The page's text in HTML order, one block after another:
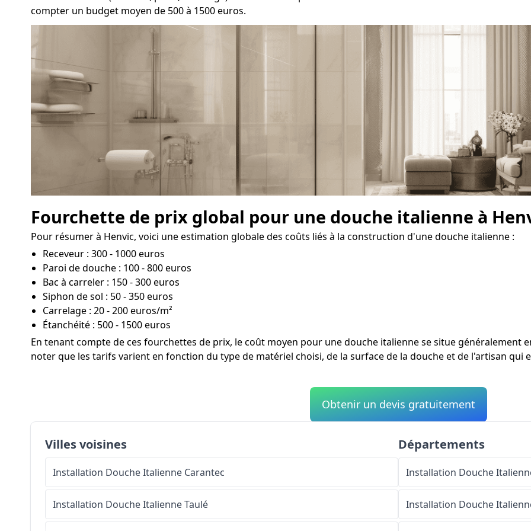
compter un budget moyen de 500 à 1500 euros.
Fourchette de prix global pour une douche italienne à
Pour résumer à Henvic, voici une estimation globale des coûts liés à la construction d'une douche italienne :
Receveur : 300 - 1000 euros
Paroi de douche : 100 - 800 euros
Bac à carreler : 150 - 300 euros
Siphon de sol : 50 - 350 euros
Carrelage : 20 - 200 euros/m²
Étanchéité : 500 - 1500 euros
En tenant compte de ces fourchettes de prix, le coût moyen pour une douche italienne se situe généralement
noter que les tarifs varient en fonction du type de matériel choisi, de la surface de la douche et de l'artisan qui
Obtenir un devis gratuitement
Villes voisines
Installation Douche Italienne Carantec
Installation Douche ItalienneTaulé
Départements
Installation Douche
Installation Douche